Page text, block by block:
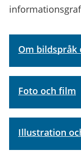
Om bildspråk
Foto och film
Illustration